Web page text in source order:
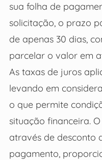
sua folha de
solicitação, o prazo
de apenas 30 dias,
parcelar o valor em
As taxas de juros
levando em
o que permite
situação financeira.
através de desconto
pagamento,